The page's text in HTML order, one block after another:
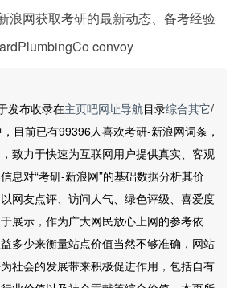
浪网获取考研的最新动态、备考经验
convoy
发布收录在主页吧网址导航目录综合其它/
目前已有99396人喜欢考研-新浪网词条，
致力于快速为互联网用户提供真实、客观
息对“考研-新浪网”的基础数据分析其价
网友点评、访问人气、绿色评级、喜爱度
展示，作为广大网民放心上网的参考依
多少来衡量站点价值当然不够准确，网站
社会的发展带来积极促进作用，包括自有